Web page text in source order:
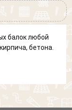
балок любой
бетона.